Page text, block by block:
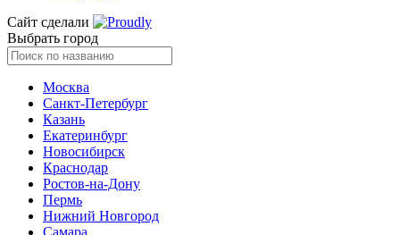
Сайт сделали
Выбрать город
Москва
Санкт-Петербург
Казань
Екатеринбург
Новосибирск
Краснодар
Ростов-на-Дону
Пермь
Нижний Новгород
Самара